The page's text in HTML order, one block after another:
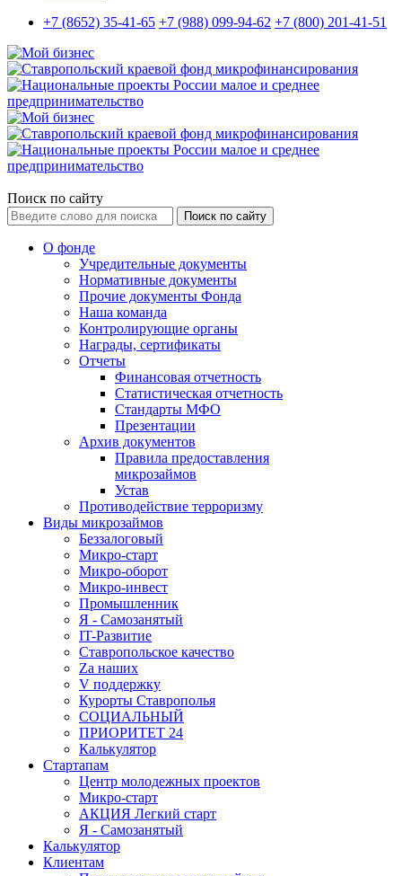
+7 (8652) 35-41-65 +7 (988) 099-94-62 +7 (800) 201-41-51
Поиск по сайту
Поиск по сайту
О фонде
Учредительные документы
Нормативные документы
Прочие документы Фонда
Наша команда
Контролирующие органы
Награды, сертификаты
Отчеты
Финансовая отчетность
Статистическая отчетность
Стандарты МФО
Презентации
Архив документов
Правила предоставления
микрозаймов
Устав
Противодействие терроризму
Виды микрозаймов
Беззалоговый
Микро-старт
Микро-оборот
Микро-инвест
Промышленник
Я - Самозанятый
IT-Развитие
Ставропольское качество
Za наших
V поддержку
Курорты Ставрополья
СОЦИАЛЬНЫЙ
ПРИОРИТЕТ 24
Калькулятор
Стартапам
Центр молодежных проектов
Микро-старт
АКЦИЯ Легкий старт
Я - Самозанятый
Калькулятор
Клиентам